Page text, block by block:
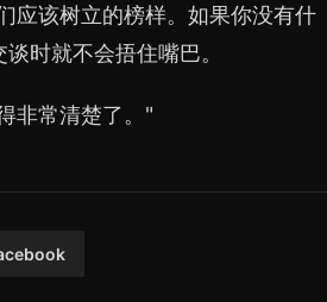
应该树立的榜样。如果你没有什
时就不会捂住嘴巴。
非常清楚了。"